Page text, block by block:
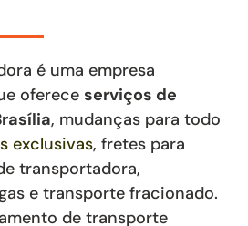
é uma empresa
oferece serviços de
, mudanças para todo
exclusivas, fretes para
transportadora,
e transporte fracionado.
de transporte